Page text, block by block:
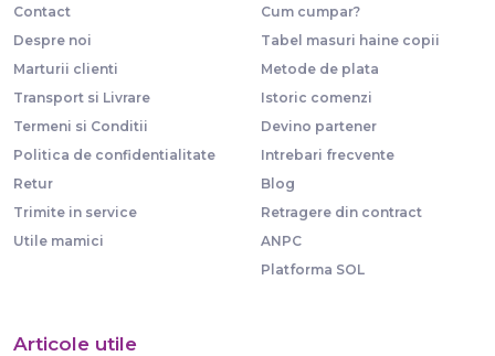
Contact
Despre noi
Marturii clienti
Transport si Livrare
Termeni si Conditii
Politica de confidentialitate
Retur
Trimite in service
Utile mamici
Cum cumpar?
Tabel masuri haine copii
Metode de plata
Istoric comenzi
Devino partener
Intrebari frecvente
Blog
Retragere din contract
ANPC
Platforma SOL
Articole utile